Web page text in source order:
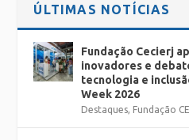
ÚLTIMAS NOTÍCIAS
Fundação Cecierj
inovadores e
tecnologia e
Week 2026
Destaques, Fundação